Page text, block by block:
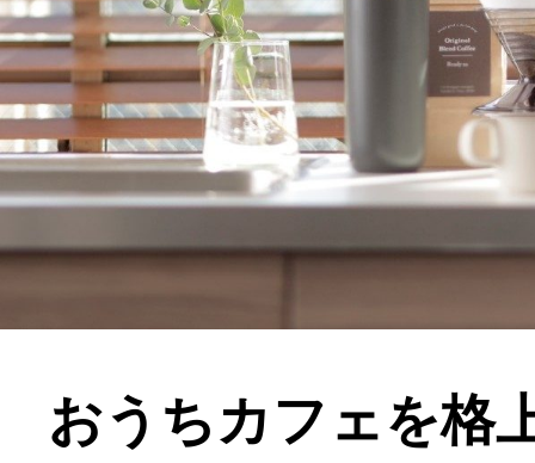
おうちカフェを格